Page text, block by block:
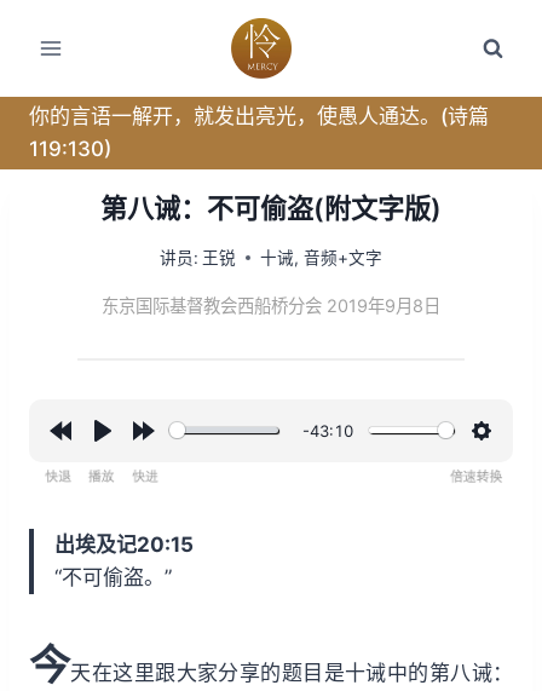
你的言语一解开，就发出亮光，使愚人通达。(诗篇
119:130)
第八诫：不可偷盗(附文字版)
讲员: 王锐 十诫,音频+文字
东京国际基督教会西船桥分会 2019年9月8日
i
n
1
y
w
a
d
-43:10
出埃及记20:15
“不可偷盗。”
今天在这里跟大家分享的题目是十诫中的第八诫：